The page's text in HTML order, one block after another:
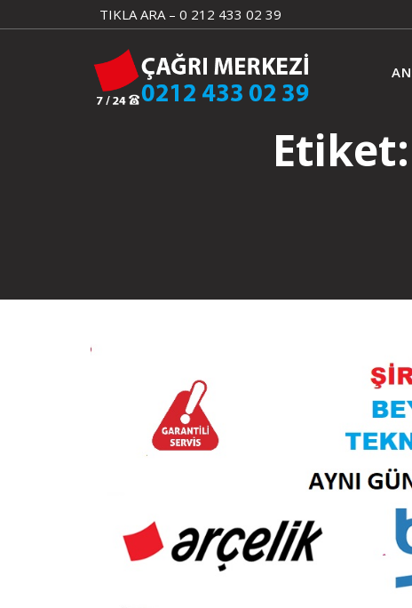
to
TIKLA ARA – 0 212 433 02 39
Etiket: